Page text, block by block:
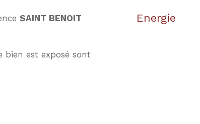
SAINT BENOIT
bien est exposé sont
Energie